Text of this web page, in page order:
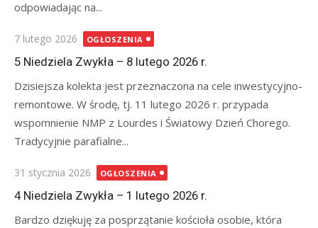
odpowiadając na...
Posted
on
7 lutego 2026 OGŁOSZENIA
5 Niedziela Zwykła – 8 lutego 2026 r.
Dzisiejsza kolekta jest przeznaczona na cele inwestycyjno-
remontowe. W środę, tj. 11 lutego 2026 r. przypada
wspomnienie NMP z Lourdes i Światowy Dzień Chorego.
Tradycyjnie parafialne...
Posted
on
31 stycznia 2026 OGŁOSZENIA
4 Niedziela Zwykła – 1 lutego 2026 r.
Bardzo dziękuję za posprzątanie kościoła osobie, która